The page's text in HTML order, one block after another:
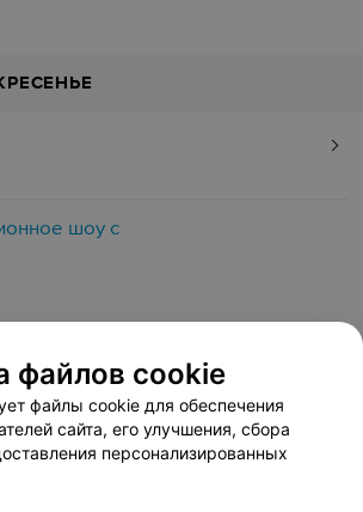
шоу с
файлов cookie
файлы cookie для обеспечения
сайта, его улучшения, сбора
персонализированных